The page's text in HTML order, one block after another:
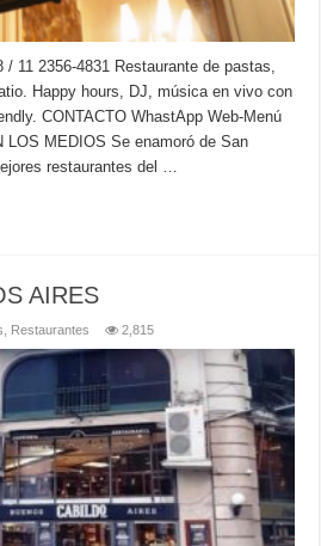
11 2356-4831 Restaurante de pastas,
Happy hours, DJ, música en vivo con
CONTACTO WhastApp Web-Menú
LOS MEDIOS Se enamoró de San
restaurantes del …
AIRES
Restaurantes 2,815